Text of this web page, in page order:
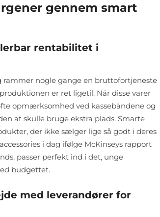
gennem smart
rentabilitet i
rammer nogle gange en bruttofortjeneste
er ret ligetil. Når disse varer
opmærksomhed ved kassebåndene og
at skulle bruge ekstra plads. Smarte
der ikke sælger lige så godt i deres
i dag ifølge McKinseys rapport
passer perfekt ind i det, unge
budgettet.
med leverandører for